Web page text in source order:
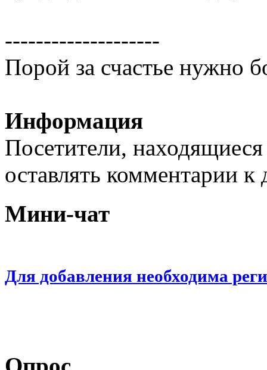
--------------------
Порой за счастье нужно
Информация
Посетители,
оставлять комментарии
Мини-чат
Для добавления необходима